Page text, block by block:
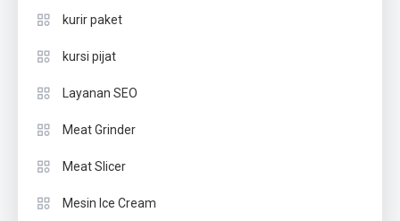
kurir paket
kursi pijat
Layanan SEO
Meat Grinder
Meat Slicer
Mesin Ice Cream